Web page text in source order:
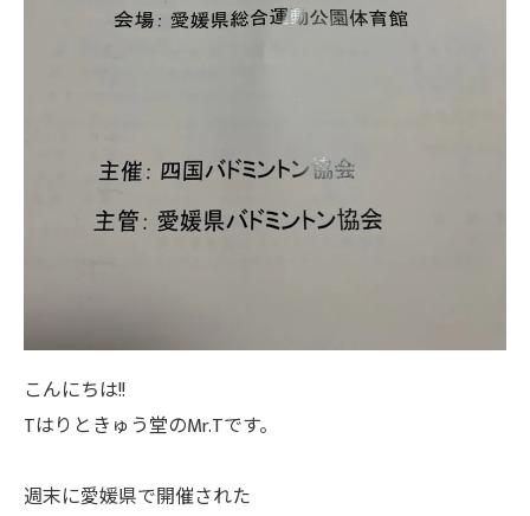
こんにちは!!
Tはりときゅう堂のMr.Tです。
週末に愛媛県で開催された